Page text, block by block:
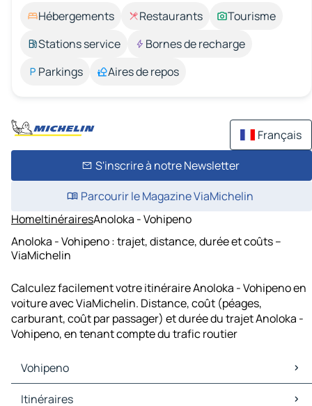
Hébergements Restaurants
Tourisme
Stations service
Bornes de recharge
Parkings
Aires de repos
Français
S'inscrire à notre Newsletter
Parcourir le Magazine ViaMichelin
HomeItinérairesAnoloka - Vohipeno
Anoloka - Vohipeno : trajet, distance, durée et coûts –
ViaMichelin
Calculez facilement votre itinéraire Anoloka - Vohipeno en
voiture avec ViaMichelin. Distance, coût (péages,
carburant, coût par passager) et durée du trajet Anoloka -
Vohipeno, en tenant compte du trafic routier
Vohipeno
Vohipeno Cartes et plans
Itinéraires